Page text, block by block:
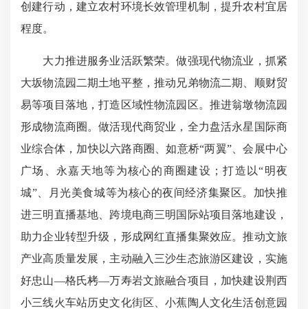
创建行动，建立农村环境长效管理机制，提升农村宜居
程度。
大力推进服务业活跃繁荣。做强现代物流业，抓紧
大坂物流园二期土地平整，推动兄弟物流二期、顺财贸
易等项目落地，打造区域性物流园区。推进翁墩物流园
形成物流商圈。做活现代商贸业，全力盘活永星国际商
业综合体，加快以六路商圈、如意桥“两翼”、会展中心
广场、永嘉天地等为核心的商圈建设；打造以“明夜
城”、月光美食城等为核心的夜间经济集聚区。加快推
进三明直播基地、跨境电商三明国际站项目落地建设，
助力企业转型升级，形成网红直播集聚效应。推动文旅
产业高质量发展，主动融入三沙生态旅游区建设，实施
好忠山—格氏栲—万寿岩文旅融合项目，加快建设荆西
小三线火车站历史文化街区、小蕉陶人文化生活创意园